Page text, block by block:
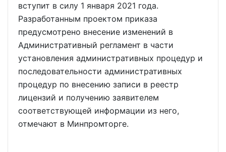
вступит в силу 1 января 2021 года.
Разработанным проектом приказа
предусмотрено внесение изменений в
Административный регламент в части
установления административных процедур и
последовательности административных
процедур по внесению записи в реестр
лицензий и получению заявителем
соответствующей информации из него,
отмечают в Минпромторге.